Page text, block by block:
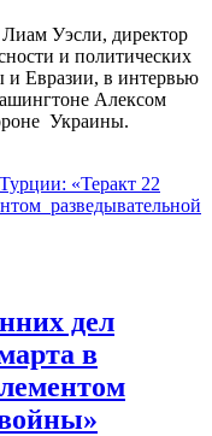
Лиам Уэсли, директор
и политических
Евразии, в интервью
Алексом
Украины.
дел
в